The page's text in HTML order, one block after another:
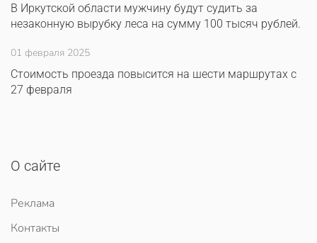
В Иркутской области мужчину будут судить за
незаконную вырубку леса на сумму 100 тысяч рублей.
01 февраля 2025
Стоимость проезда повысится на шести маршрутах с
27 февраля
О сайте
Реклама
Контакты